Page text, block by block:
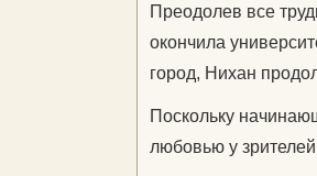
Преодолев все
окончила
город, Нихан
Поскольку
любовью у